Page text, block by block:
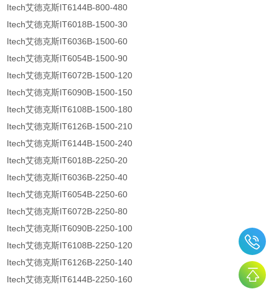
Itech艾德克斯IT6144B-800-480
Itech艾德克斯IT6018B-1500-30
Itech艾德克斯IT6036B-1500-60
Itech艾德克斯IT6054B-1500-90
Itech艾德克斯IT6072B-1500-120
Itech艾德克斯IT6090B-1500-150
Itech艾德克斯IT6108B-1500-180
Itech艾德克斯IT6126B-1500-210
Itech艾德克斯IT6144B-1500-240
Itech艾德克斯IT6018B-2250-20
Itech艾德克斯IT6036B-2250-40
Itech艾德克斯IT6054B-2250-60
Itech艾德克斯IT6072B-2250-80
Itech艾德克斯IT6090B-2250-100
Itech艾德克斯IT6108B-2250-120
Itech艾德克斯IT6126B-2250-140
Itech艾德克斯IT6144B-2250-160